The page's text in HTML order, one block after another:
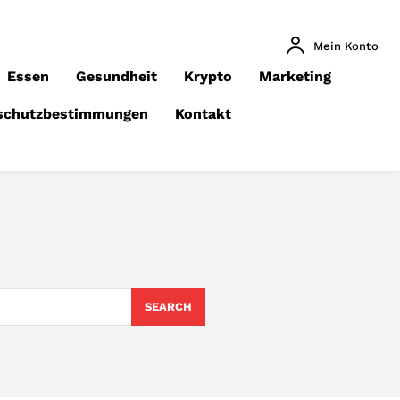
Mein Konto
Essen Gesundheit Krypto Marketing
Kontakt
SEARCH